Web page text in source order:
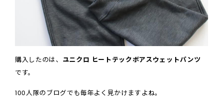
購入したのは、 ユニクロ ヒートテックボアスウェットパンツ
です。
100人隊のブログでも毎年よく見かけますよね。